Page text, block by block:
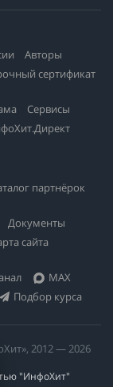
Авторы
сертификат
Сервисы
партнёрок
Документы
сайта
MAX
Подбор курса
2012 — 2026
"ИнфоХит"